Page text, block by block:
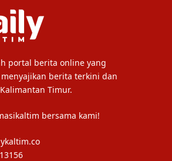
portal berita online yang
berita terkini dan
Timur.
bersama kami!